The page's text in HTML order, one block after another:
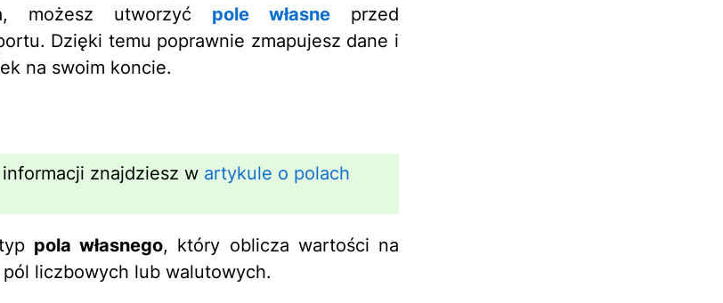
możesz utworzyć pole własne przed
Dzięki temu poprawnie zmapujesz dane i
na swoim koncie.
znajdziesz w artykule o polach
pola własnego, który oblicza wartości na
liczbowych lub walutowych.